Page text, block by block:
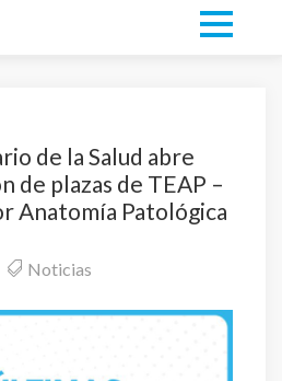
de la Salud abre
de plazas de TEAP –
Anatomía Patológica
Noticias